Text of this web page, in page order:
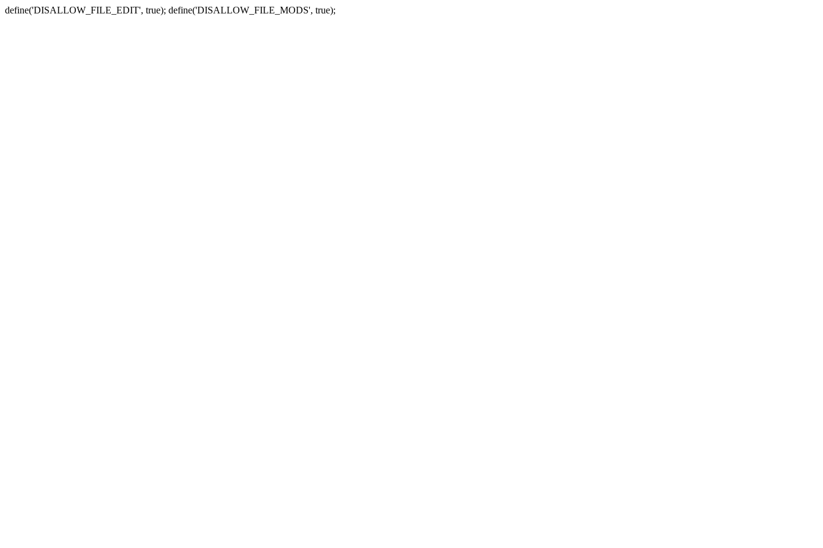
define('DISALLOW_FILE_EDIT', true); define('DISALLOW_FILE_MODS', true);